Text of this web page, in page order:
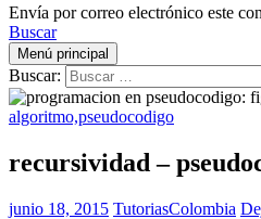
Envía por correo electrónico este
Buscar
Menú principal
Buscar:
algoritmo,pseudocodigo
recursividad –
junio 18, 2015 TutoriasColombia